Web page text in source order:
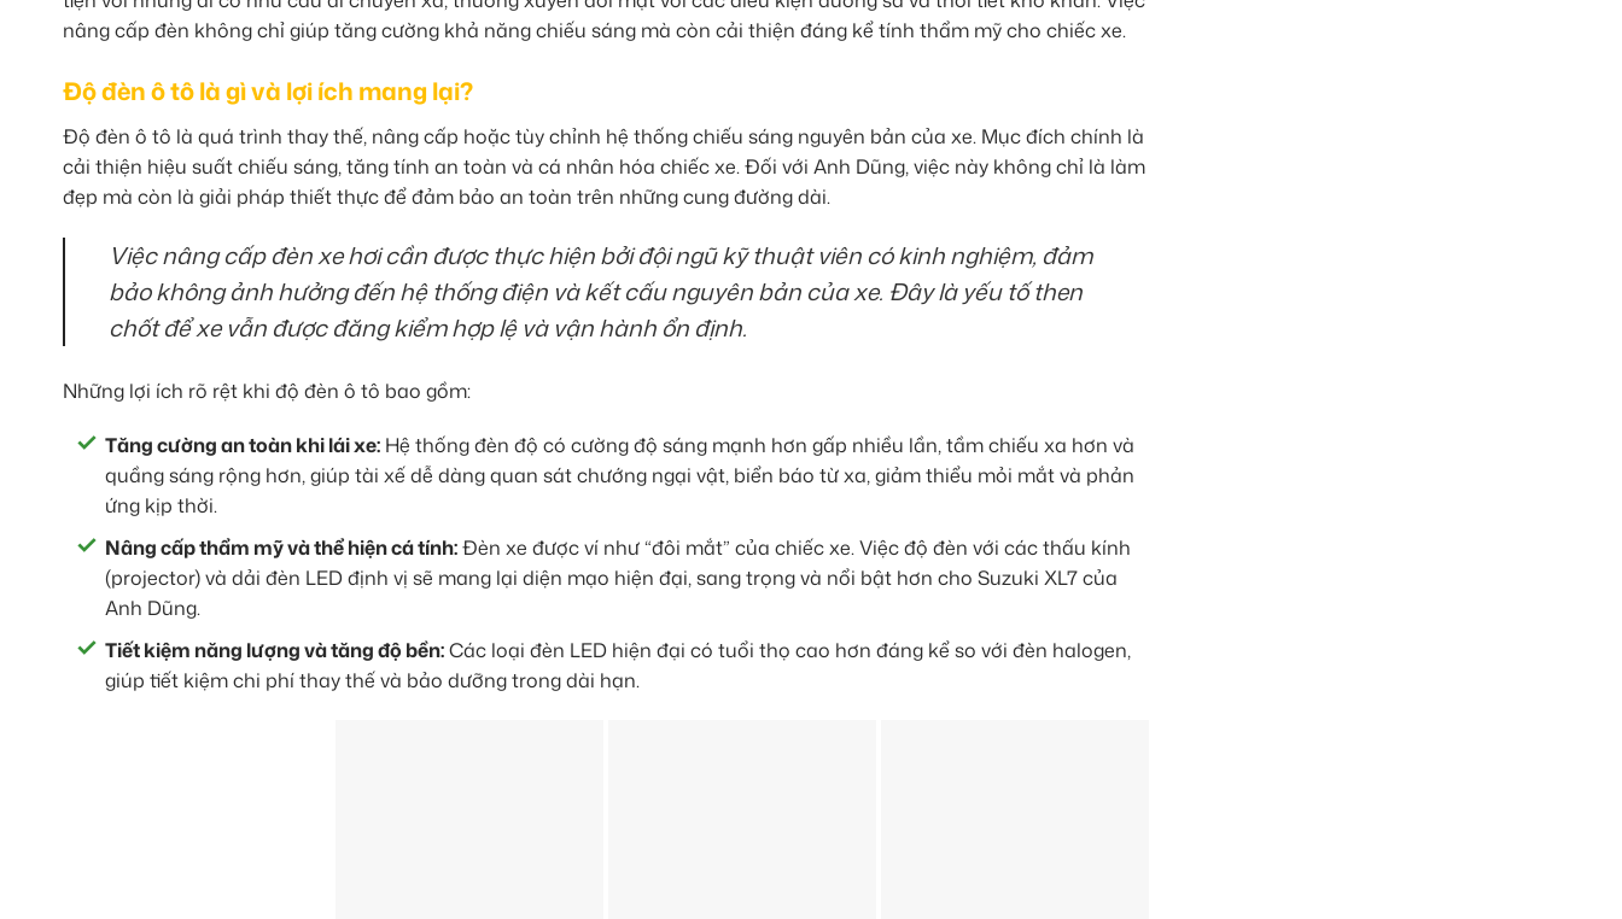
nâng cấp đèn không chỉ giúp tăng cường khả năng chiếu sáng mà còn cải thiện đáng kể tính thẩm mỹ cho chiếc xe.
Độ đèn ô tô là gì và lợi ích mang lại?
Độ đèn ô tô là quá trình thay thế, nâng cấp hoặc tùy chỉnh hệ thống chiếu sáng nguyên bản của xe. Mục đích chính là
cải thiện hiệu suất chiếu sáng, tăng tính an toàn và cá nhân hóa chiếc xe. Đối với Anh Dũng, việc này không chỉ là làm
đẹp mà còn là giải pháp thiết thực để đảm bảo an toàn trên những cung đường dài.
Việc nâng cấp đèn xe hơi cần được thực hiện bởi đội ngũ kỹ thuật viên có kinh nghiệm, đảm
bảo không ảnh hưởng đến hệ thống điện và kết cấu nguyên bản của xe. Đây là yếu tố then
chốt để xe vẫn được đăng kiểm hợp lệ và vận hành ổn định.
Những lợi ích rõ rệt khi độ đèn ô tô bao gồm:
Tăng cường an toàn khi lái xe: Hệ thống đèn độ có cường độ sáng mạnh hơn gấp nhiều lần, tầm chiếu xa hơn và
quầng sáng rộng hơn, giúp tài xế dễ dàng quan sát chướng ngại vật, biển báo từ xa, giảm thiểu mỏi mắt và phản
ứng kịp thời.
Nâng cấp thẩm mỹ và thể hiện cá tính:Đèn xe được ví như “đôi mắt” của chiếc xe. Việc độ đèn với các thấu kính
(projector) và dải đèn LED định vị sẽ mang lại diện mạo hiện đại, sang trọng và nổi bật hơn cho Suzuki XL7 của
Anh Dũng.
Tiết kiệm năng lượng và tăng độ bền:Các loại đèn LED hiện đại có tuổi thọ cao hơn đáng kể so với đèn halogen,
giúp tiết kiệm chi phí thay thế và bảo dưỡng trong dài hạn.